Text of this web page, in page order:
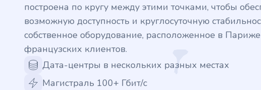
.cn
.re
.games
.it
построена по кругу между этими точками, чтобы
возможную доступность и круглосуточную
собственное оборудование, расположенное в
французских клиентов.
Дата-центры в нескольких разных местах
Магистраль 100+ Гбит/с